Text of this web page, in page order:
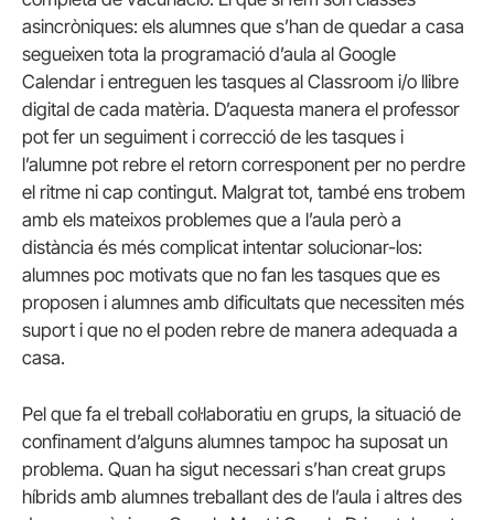
asincròniques: els alumnes que s’han de quedar a casa
segueixen tota la programació d’aula al Google
Calendar i entreguen les tasques al Classroom i/o llibre
digital de cada matèria. D’aquesta manera el professor
pot fer un seguiment i correcció de les tasques i
l’alumne pot rebre el retorn corresponent per no perdre
el ritme ni cap contingut. Malgrat tot, també ens trobem
amb els mateixos problemes que a l’aula però a
distància és més complicat intentar solucionar-los:
alumnes poc motivats que no fan les tasques que es
proposen i alumnes amb dificultats que necessiten més
suport i que no el poden rebre de manera adequada a
casa.
Pel que fa el treball col·laboratiu en grups, la situació de
confinament d’alguns alumnes tampoc ha suposat un
problema. Quan ha sigut necessari s’han creat grups
híbrids amb alumnes treballant des de l’aula i altres des